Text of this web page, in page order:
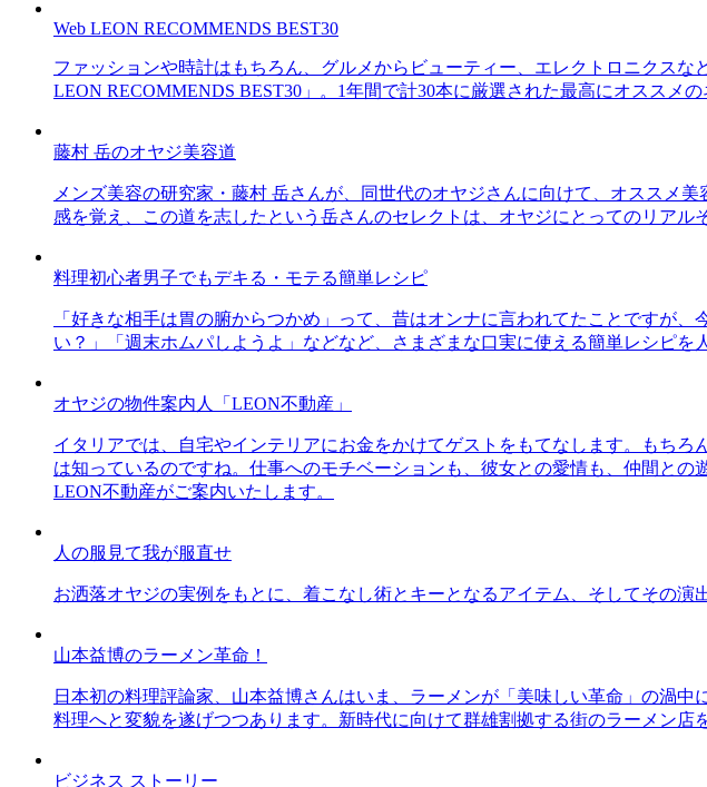
Web LEON RECOMMENDS BEST30
ファッションや時計はもちろん、グルメからビューティー、エレクトロニクス
LEON RECOMMENDS BEST30」。1年間で計30本に厳選された最高にオススメ
藤村 岳のオヤジ美容道
メンズ美容の研究家・藤村 岳さんが、同世代のオヤジさんに向けて、オススメ
感を覚え、この道を志したという岳さんのセレクトは、オヤジにとってのリアル
料理初心者男子でもデキる・モテる簡単レシピ
「好きな相手は胃の腑からつかめ」って、昔はオンナに言われてたことですが
い？」「週末ホムパしようよ」などなど、さまざまな口実に使える簡単レシピを
オヤジの物件案内人「LEON不動産」
イタリアでは、自宅やインテリアにお金をかけてゲストをもてなします。もち
は知っているのですね。仕事へのモチベーションも、彼女との愛情も、仲間と
LEON不動産がご案内いたします。
人の服見て我が服直せ
お洒落オヤジの実例をもとに、着こなし術とキーとなるアイテム、そしてその演
山本益博のラーメン革命！
日本初の料理評論家、山本益博さんはいま、ラーメンが「美味しい革命」の渦
料理へと変貌を遂げつつあります。新時代に向けて群雄割拠する街のラーメン店
ビジネス ストーリー